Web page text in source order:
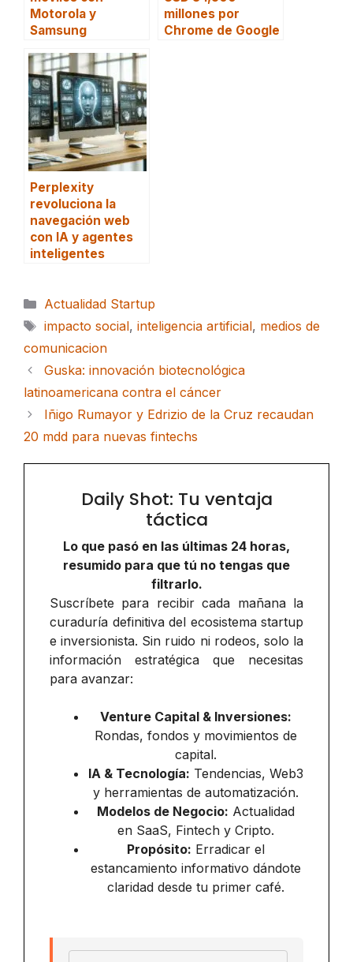
Motorola y
Samsung
millones por
Chrome de Google
Perplexity
revoluciona la
navegación web
con IA y agentes
inteligentes
Categorías
Actualidad Startup
Etiquetas
impacto social, inteligencia artificial, medios de
comunicacion
Guska: innovación biotecnológica
latinoamericana contra el cáncer
Iñigo Rumayor y Edrizio de la Cruz recaudan
20 mdd para nuevas fintechs
Daily Shot: Tu ventaja
táctica
Lo que pasó en las últimas 24 horas,
resumido para que tú no tengas que
filtrarlo.
Suscríbete para recibir cada mañana la
curaduría definitiva del ecosistema startup
e inversionista. Sin ruido ni rodeos, solo la
información estratégica que necesitas
para avanzar:
Venture Capital & Inversiones:
Rondas, fondos y movimientos de
capital.
IA & Tecnología: Tendencias, Web3
y herramientas de automatización.
Modelos de Negocio: Actualidad
en SaaS, Fintech y Cripto.
Propósito: Erradicar el
estancamiento informativo dándote
claridad desde tu primer café.